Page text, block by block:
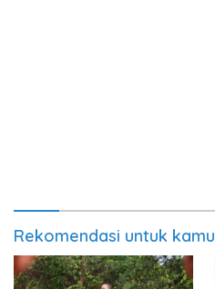
Rekomendasi untuk kamu